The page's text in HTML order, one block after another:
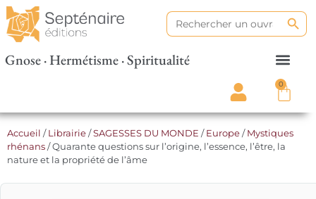
Search
for:
Gnose · Hermétisme · Spiritualité
0
Accueil /Librairie/SAGESSES DU MONDE /Europe/Mystiques
rhénans/ Quarante questions sur l’origine, l’essence, l’être, la
nature et la propriété de l’âme